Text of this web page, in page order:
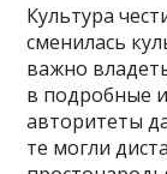
Культура
сменилась
важно
в подробные
авторитеты
те могли